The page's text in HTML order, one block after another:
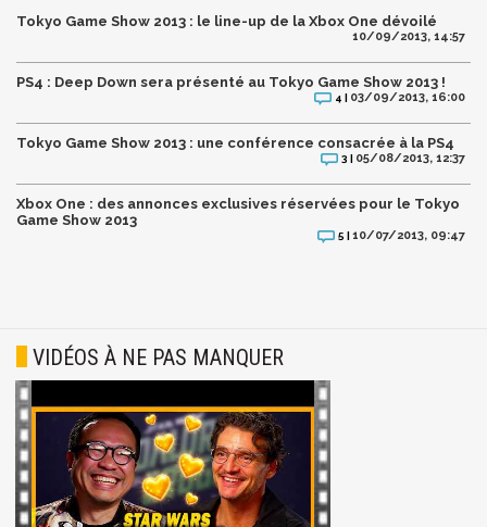
Tokyo Game Show 2013 : le line-up de la Xbox One dévoilé
10/09/2013, 14:57
PS4 : Deep Down sera présenté au Tokyo Game Show 2013 !
4 | 03/09/2013, 16:00
Tokyo Game Show 2013 : une conférence consacrée à la PS4
3 | 05/08/2013, 12:37
Xbox One : des annonces exclusives réservées pour le Tokyo
Game Show 2013
5 |10/07/2013, 09:47
VIDÉOS À NE PAS MANQUER